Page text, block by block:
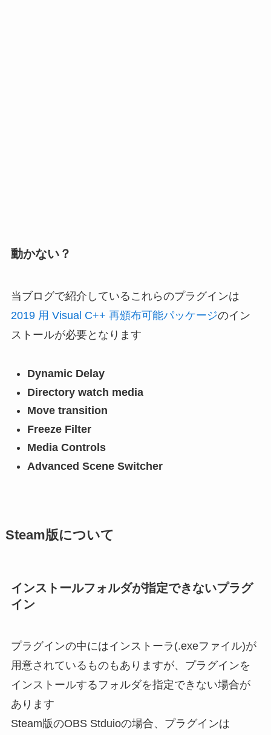
動かない？
当ブログで紹介しているこれらのプラグインは
2019 用 Visual C++ 再頒布可能パッケージのイン
ストールが必要となります
Dynamic Delay
Directory watch media
Move transition
Freeze Filter
Media Controls
Advanced Scene Switcher
Steam版について
インストールフォルダが指定できないプラグ
イン
プラグインの中にはインストーラ(.exeファイル)が
用意されているものもありますが、プラグインを
インストールするフォルダを指定できない場合が
あります
Steam版のOBS Stduioの場合、プラグインは